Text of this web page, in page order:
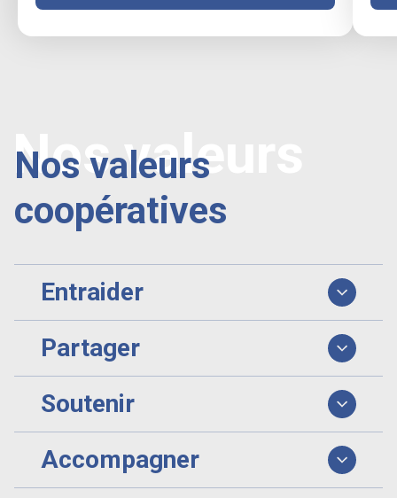
Nos valeurs
coopératives
Nos valeurs
Entraider
Partager
Soutenir
Accompagner